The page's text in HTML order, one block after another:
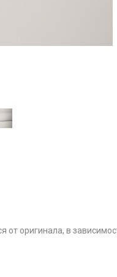
от оригинала, в